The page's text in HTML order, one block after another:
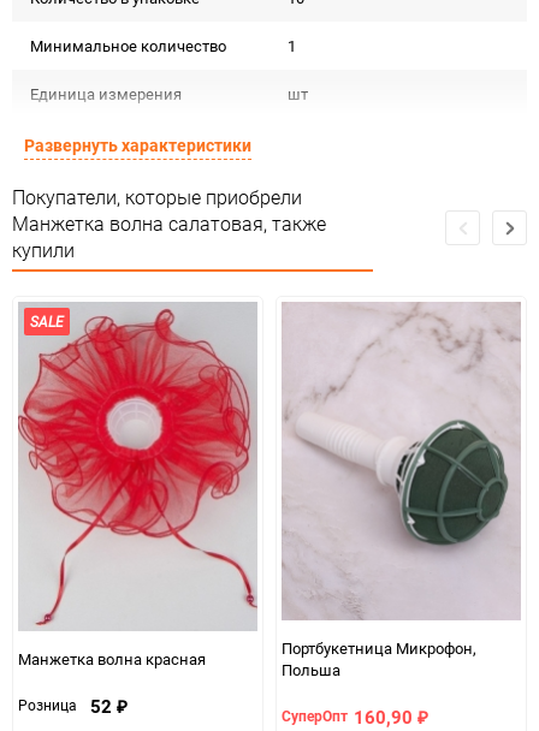
Минимальное количество 1
Единица измерения шт
Развернуть характеристики
Покупатели, которые приобрели
Манжетка волна салатовая, также
купили
SALE
Манжетка волна красная
Розница 52 ₽
Портбукетница Микрофон,
Польша
СуперОпт 160,90 ₽